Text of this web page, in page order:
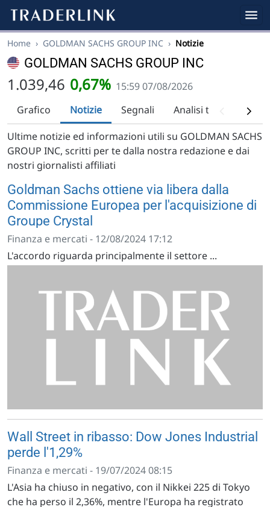
Home › GOLDMAN SACHS GROUP INC › Notizie
GOLDMAN SACHS GROUP INC
1.039,46 0,67% 15:59 07/08/2026
Grafico
Notizie Segnali Analisi tecnica
Ultime notizie ed informazioni utili su GOLDMAN SACHS
GROUP INC, scritti per te dalla nostra redazione e dai
nostri giornalisti affiliati
Goldman Sachs ottiene via libera dalla
Commissione Europea per l'acquisizione di
Groupe Crystal
Finanza e mercati - 12/08/2024 17:12
L'accordo riguarda principalmente il settore ...
Wall Street in ribasso: Dow Jones Industrial
perde l'1,29%
Finanza e mercati - 19/07/2024 08:15
L'Asia ha chiuso in negativo, con il Nikkei 225 di Tokyo
che ha perso il 2,36%, mentre l'Europa ha registrato